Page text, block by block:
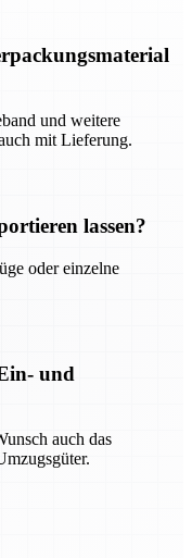
und weitere
mit Lieferung.
lassen?
oder einzelne
und
auch das